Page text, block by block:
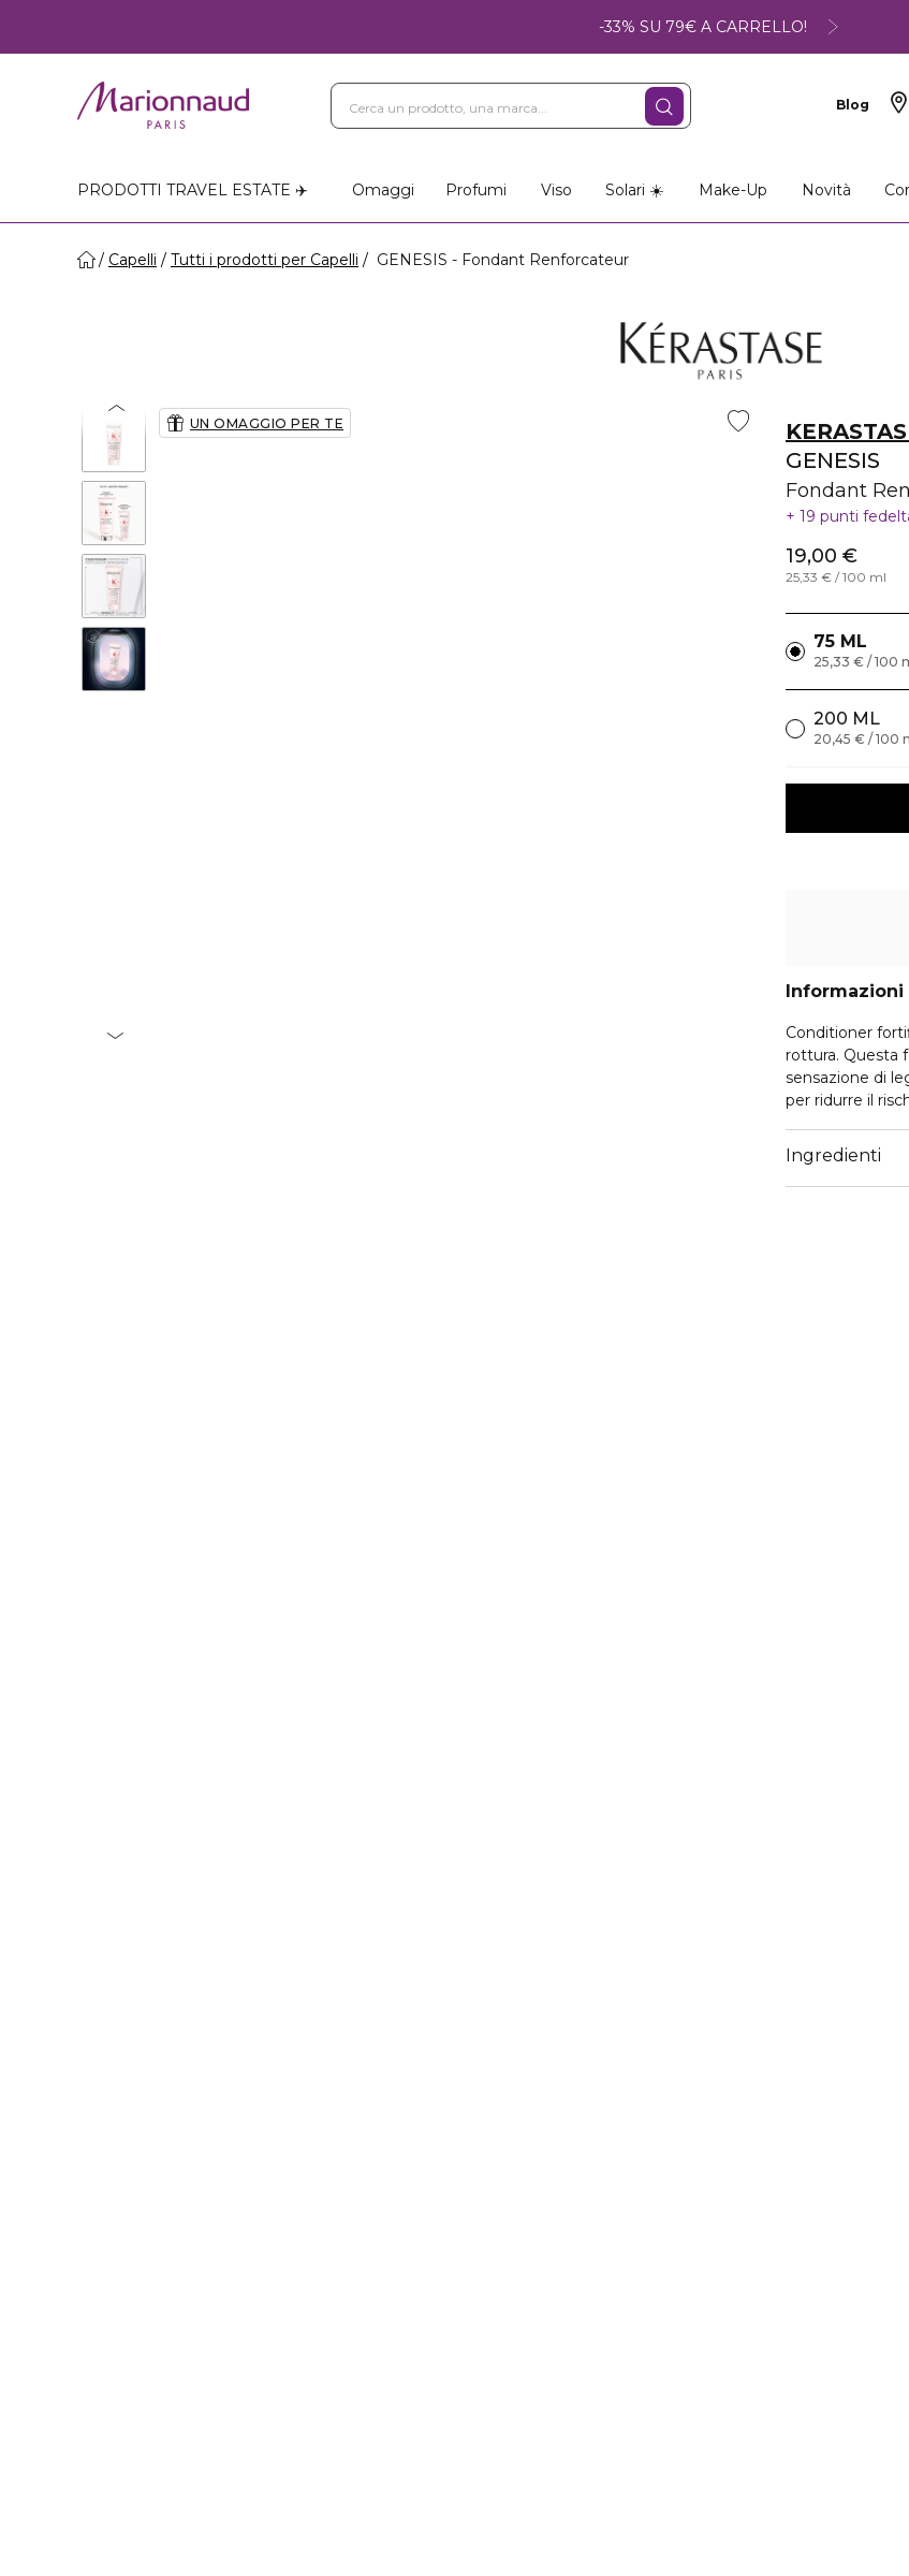
-33% SU 79€ A CARRELLO!
Blog
PRODOTTI TRAVEL ESTATE ✈️ Omaggi Profumi Viso Solari ☀️ Make-Up Novità
Capelli Tutti i prodotti per Capelli GENESIS - Fondant Renforcateur
UN OMAGGIO PER TE
GENESIS
Fondant
19 punti
19,00 €
25,33 € / 100 ml
75 ML
25,33 € / 100
200 ML
20,45 € / 100
Conditioner
rottura. Questa
sensazione di
per ridurre il
rinforza e
intensa senza
Ingredienti